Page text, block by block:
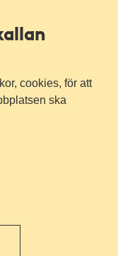
cookies, för att
ska